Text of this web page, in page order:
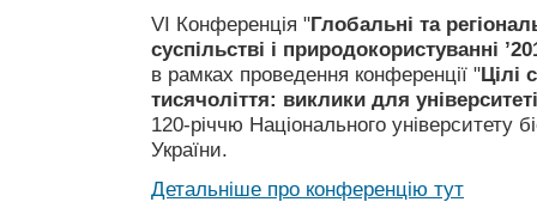
VI Конференція "Глобальні та
суспільстві і природокористуванні
в рамках проведення конференції "Цілі
тисячоліття: виклики для
120-річчю Національного університету
України.
Детальніше про конференцію тут